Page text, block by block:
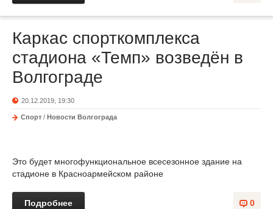
Каркас спорткомплекса
стадиона «Темп» возведён в
Волгограде
20.12.2019, 19:30
Спорт / Новости Волгограда
Это будет многофункциональное всесезонное здание на
стадионе в Красноармейском районе
0
Подробнее